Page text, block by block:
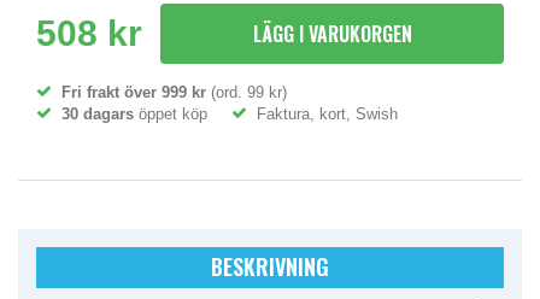
508 kr LÄGG I VARUKORGEN
Fri frakt över 999 kr (ord. 99 kr)
30 dagars öppet köp Faktura, kort, Swish
BESKRIVNING